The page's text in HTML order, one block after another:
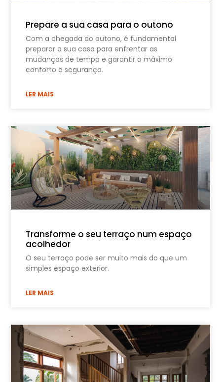
Prepare a sua casa para o outono
Com a chegada do outono, é fundamental
preparar a sua casa para enfrentar as
mudanças de tempo e garantir o máximo
conforto e segurança.
LER MAIS
Transforme o seu terraço num espaço
acolhedor
O seu terraço pode ser muito mais do que um
simples espaço exterior.
LER MAIS